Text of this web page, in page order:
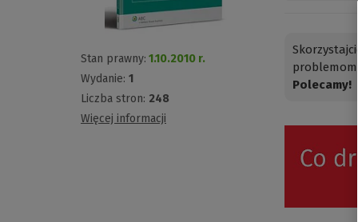
Stan prawny: 1.10.2010 r.
Wydanie: 1
Liczba stron: 248
Więcej informacji
problemom
Polecamy!